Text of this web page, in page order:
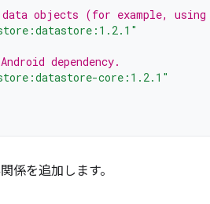
objects (for example, using
dependency.
core:1.2.1"
係を追加します。